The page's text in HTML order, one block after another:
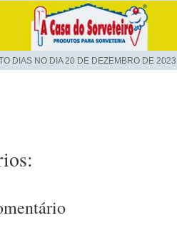
DIAS NO DIA 20 DE DEZEMBRO DE 2023